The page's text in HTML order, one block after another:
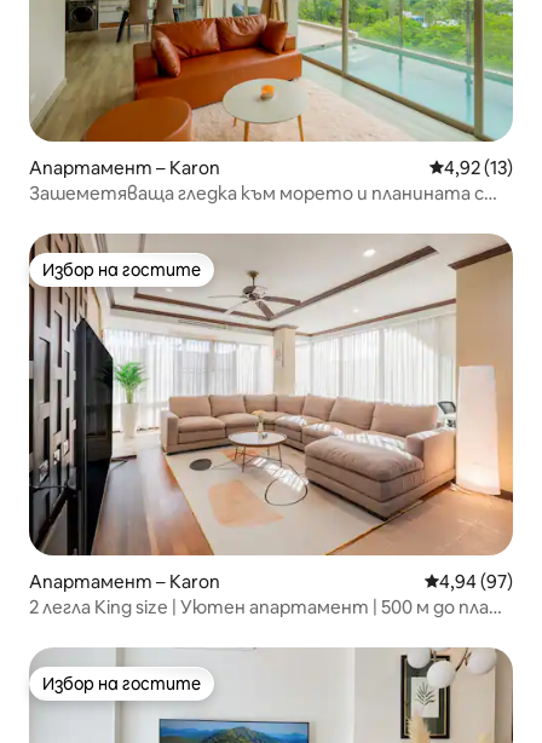
Апартамент – Karon Средна
4,92 (13)
Зашеметяваща гледка към морето и планината с
Избор на гостите
Избор на гостите
Апартамент – Karon Средна
4,94 (97)
2 легла King size | Уютен апартамент | 500 м до плажа
Избор на гостите
Избор на гостите